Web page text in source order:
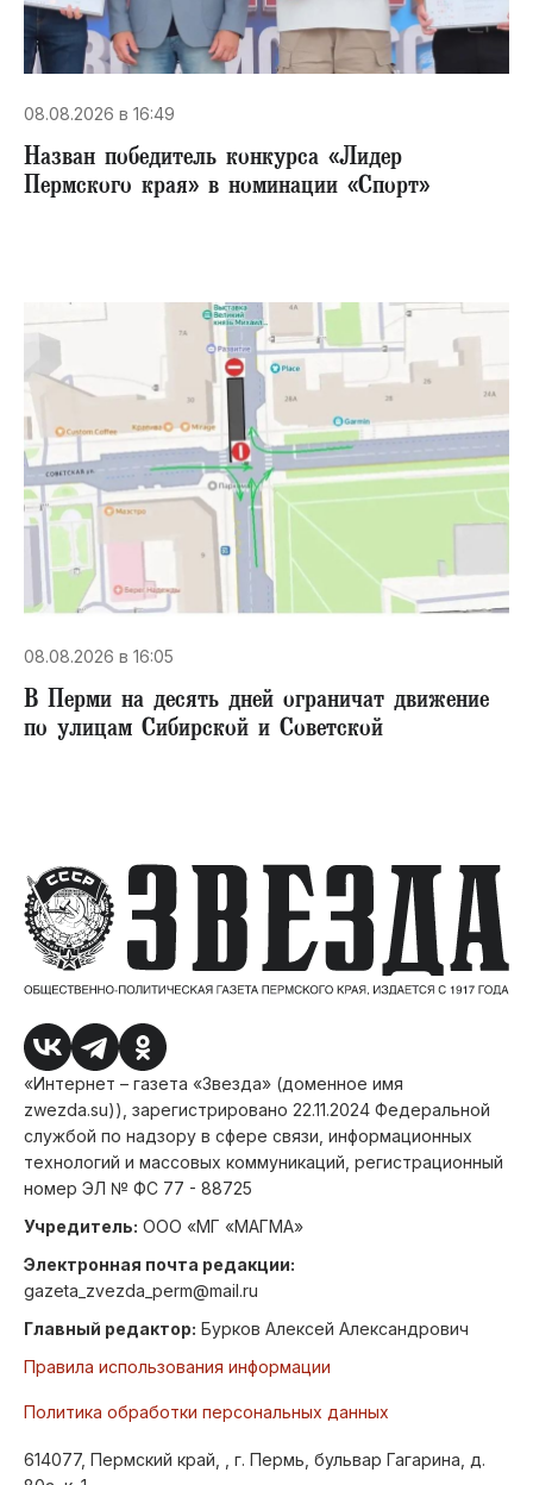
08.08.2026 в 16:49
Назван победитель конкурса «Лидер
Пермского края» в номинации «Спорт»
08.08.2026 в 16:05
В Перми на десять дней ограничат движение
по улицам Сибирской и Советской
«Интернет – газета «Звезда» (доменное имя
zwezda.su)), зарегистрировано 22.11.2024 Федеральной
службой по надзору в сфере связи, информационных
технологий и массовых коммуникаций, регистрационный
номер ЭЛ № ФС 77 - 88725
Учредитель: ООО «МГ «МАГМА»
Электронная почта редакции:
gazeta_zvezda_perm@mail.ru
Главный редактор: Бурков Алексей Александрович
Правила использования информации
Политика обработки персональных данных
614077, Пермский край, , г. Пермь, бульвар Гагарина, д.